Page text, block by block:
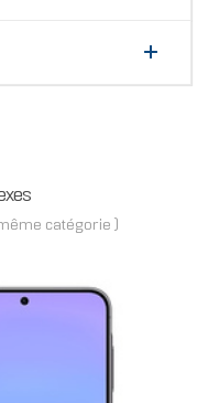
catégorie )